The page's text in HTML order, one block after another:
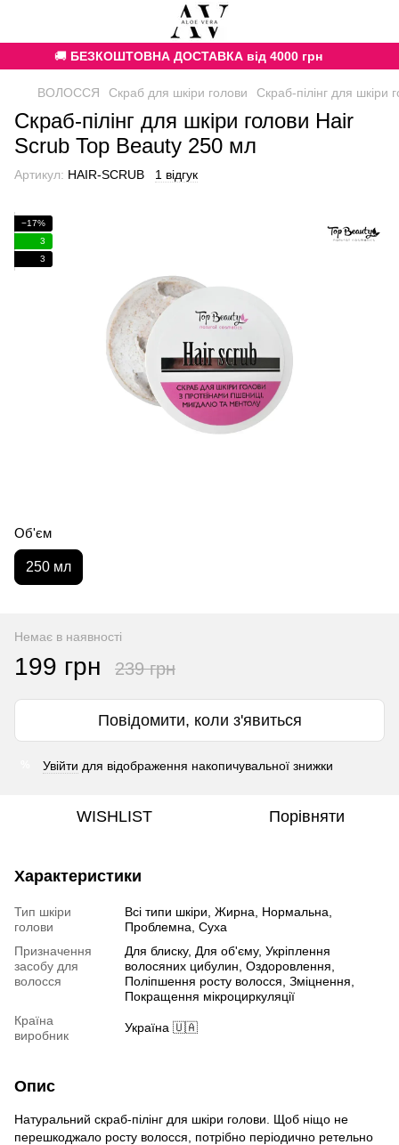
🚚 БЕЗКОШТОВНА ДОСТАВКА від 4000 грн
ВОЛОССЯ Скраб для шкіри голови Cкраб-пілінг для
Cкраб-пілінг для шкіри голови Hair
Scrub Top Beauty 250 мл
Артикул: HAIR-SCRUB 1 відгук
−17%
3
3
Об'єм
250 мл
Немає в наявності
199 грн 239 грн
Повідомити, коли з'явиться
Увійти для відображення накопичувальної знижки
WISHLIST Порівняти
Характеристики
Тип шкіри
голови
Всі типи шкіри, Жирна, Нормальна,
Проблемна, Суха
Призначення
засобу для
волосся
Для блиску, Для об'єму, Укріплення
волосяних цибулин, Оздоровлення,
Поліпшення росту волосся, Зміцнення,
Покращення мікроциркуляції
Країна
виробник
Україна 🇺🇦
Опис
Натуральний скраб-пілінг для шкіри голови. Щоб ніщо не
перешкоджало росту волосся, потрібно періодично ретельно